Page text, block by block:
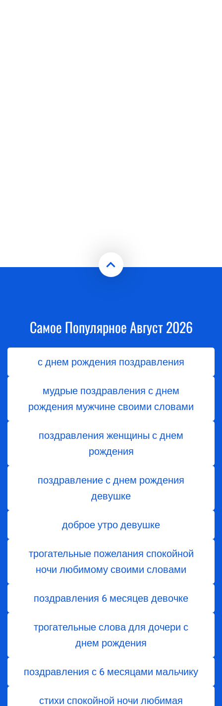
Самое Популярное Август 2026
с днем рождения поздравления
мудрые поздравления с днем
рождения мужчине своими словами
поздравления женщины с днем
рождения
поздравление с днем рождения
девушке
доброе утро девушке
трогательные пожелания спокойной
ночи любимому своими словами
поздравления 6 месяцев девочке
трогательные слова для дочери с
днем ​​рождения
поздравления с 6 месяцами мальчику
стихи спокойной ночи любимая